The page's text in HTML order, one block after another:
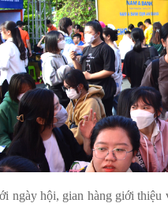
ngày hội, gian hàng giới thiệu